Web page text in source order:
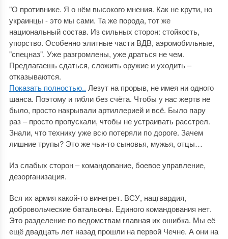
"О противнике. Я о нём высокого мнения. Как не крути, но
украинцы - это мы сами. Та же порода, тот же
национальный состав. Из сильных сторон: стойкость,
упорство. Особенно элитные части ВДВ, аэромобильные,
"спецназ". Уже разгромлены, уже драться не чем.
Предлагаешь сдаться, сложить оружие и уходить –
отказываются.
Показать полностью.. Лезут на прорыв, не имея ни одного
шанса. Поэтому и гибли без счёта. Чтобы у нас жертв не
было, просто накрывали артиллерией и всё. Было пару
раз – просто пропускали, чтобы не устраивать расстрел.
Знали, что технику уже всю потеряли по дороге. Зачем
лишние трупы? Это же чьи-то сыновья, мужья, отцы…
Из слабых сторон – командование, боевое управление,
дезорганизация.
Вся их армия какой-то винегрет. ВСУ, нацгвардия,
добровольческие батальоны. Единого командования нет.
Это разделение по ведомствам главная их ошибка. Мы её
ещё двадцать лет назад прошли на первой Чечне. А они на